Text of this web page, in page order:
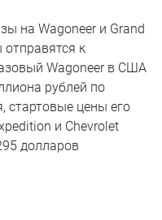
на Wagoneer и Grand
к
Wagoneer в США
рублей по
стартовые цены его
и Chevrolet
долларов